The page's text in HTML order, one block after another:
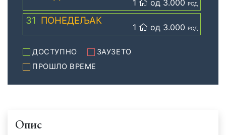
1 од 3.000 РСД
31 ПОНЕДЕЉАК
1 од 3.000 РСД
ДОСТУПНО
ЗАУЗЕТО
ПРОШЛО ВРЕМЕ
Опис